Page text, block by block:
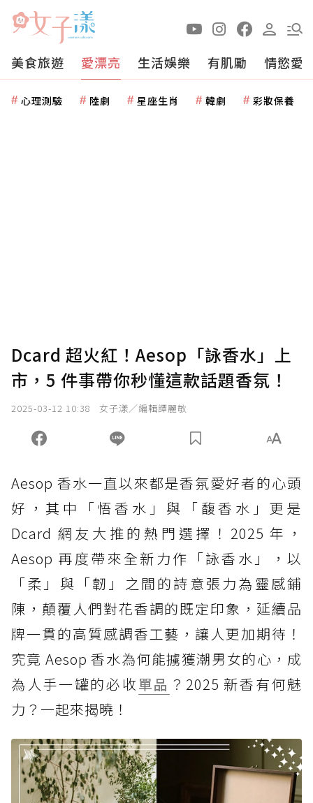
美食旅遊 愛漂亮 生活娛樂 有肌勵 情慾愛
心理測驗 陸劇 星座生肖 韓劇 彩妝保養
Dcard 超火紅！Aesop「詠香水」上
市，5 件事帶你秒懂這款話題香氛！
2025-03-12 10:38 女子漾／編輯譚麗敏
Aesop 香水一直以來都是香氛愛好者的心頭
好，其中「悟香水」與「馥香水」更是
Dcard 網友大推的熱門選擇！2025 年，
Aesop 再度帶來全新力作「詠香水」，以
「柔」與「韌」之間的詩意張力為靈感鋪
陳，顛覆人們對花香調的既定印象，延續品
牌一貫的高質感調香工藝，讓人更加期待！
究竟 Aesop 香水為何能擄獲潮男女的心，成
為人手一罐的必收單品 ？2025 新香有何魅
力？一起來揭曉！